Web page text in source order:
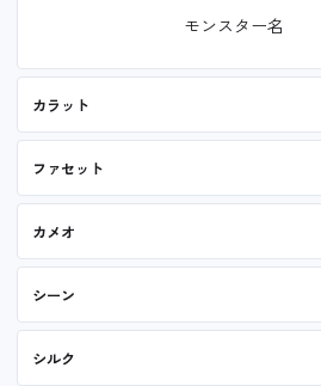
モンスター名
カラット
ファセット
カメオ
シーン
シルク